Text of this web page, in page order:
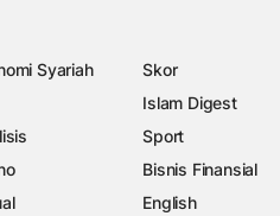
Syariah
Skor
Islam Digest
Sport
Bisnis Finansial
English